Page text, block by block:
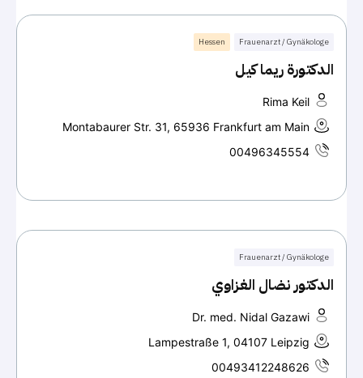
Frauenarzt / Gynäkologe
Hessen
الدكتورة ريما كيل
Rima Keil
Montabaurer Str. 31, 65936 Frankfurt am Main
00496345554
Frauenarzt / Gynäkologe
الدكتور نضال الغزاوي
Dr. med. Nidal Gazawi
Lampestraße 1, 04107 Leipzig
00493412248626